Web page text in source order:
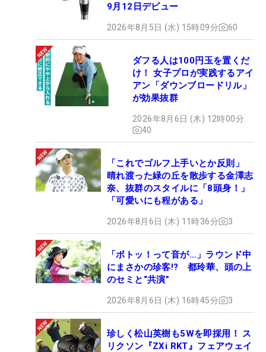
9月12日デビュー
2026年8月5日 (水) 15時09分 60
ダフる人は100円玉を置くだ
け！ 女子プロが実践するアイ
アン「ダウンブロードリル」
が効果抜群
2026年8月6日 (木) 12時00分
40
「これでゴルフ上手いとか反則」
晴れ渡った緑の丘を散歩する金澤志
奈、抜群のスタイルに「8頭身！」
「可愛いにも程がある」
2026年8月6日 (木) 11時36分 3
「ボトッ！って音が…」ラウンド中
にまさかの珍客!? 都玲華、頭の上
のセミと“共演”
2026年8月6日 (木) 16時45分 3
珍しく松山英樹も5Wを即採用！ ス
リクソン『ZXi RKT』フェアウェイ